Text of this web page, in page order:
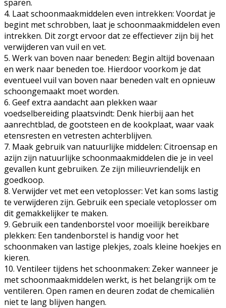
sparen.
4. Laat schoonmaakmiddelen even intrekken: Voordat je
begint met schrobben, laat je schoonmaakmiddelen even
intrekken. Dit zorgt ervoor dat ze effectiever zijn bij het
verwijderen van vuil en vet.
5. Werk van boven naar beneden: Begin altijd bovenaan
en werk naar beneden toe. Hierdoor voorkom je dat
eventueel vuil van boven naar beneden valt en opnieuw
schoongemaakt moet worden.
6. Geef extra aandacht aan plekken waar
voedselbereiding plaatsvindt: Denk hierbij aan het
aanrechtblad, de gootsteen en de kookplaat, waar vaak
etensresten en vetresten achterblijven.
7. Maak gebruik van natuurlijke middelen: Citroensap en
azijn zijn natuurlijke schoonmaakmiddelen die je in veel
gevallen kunt gebruiken. Ze zijn milieuvriendelijk en
goedkoop.
8. Verwijder vet met een vetoplosser: Vet kan soms lastig
te verwijderen zijn. Gebruik een speciale vetoplosser om
dit gemakkelijker te maken.
9. Gebruik een tandenborstel voor moeilijk bereikbare
plekken: Een tandenborstel is handig voor het
schoonmaken van lastige plekjes, zoals kleine hoekjes en
kieren.
10. Ventileer tijdens het schoonmaken: Zeker wanneer je
met schoonmaakmiddelen werkt, is het belangrijk om te
ventileren. Open ramen en deuren zodat de chemicaliën
niet te lang blijven hangen.